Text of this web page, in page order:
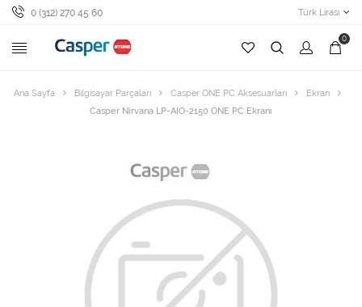
0 (312) 270 45 60 Türk Lirası
0
Ana Sayfa Bilgisayar Parçaları Casper ONE PC Aksesuarları
Ekran
Casper Nirvana LP-AIO-2150 ONE PC Ekranı